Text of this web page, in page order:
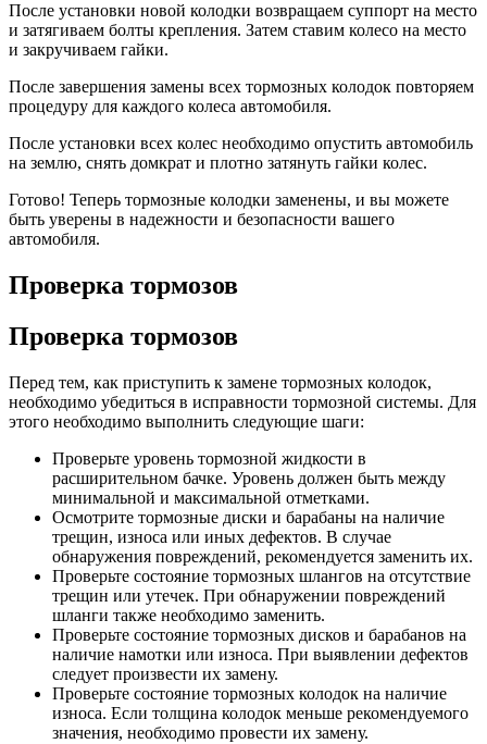
После установки новой колодки возвращаем суппорт на место
и затягиваем болты крепления. Затем ставим колесо на место
и закручиваем гайки.
После завершения замены всех тормозных колодок повторяем
процедуру для каждого колеса автомобиля.
После установки всех колес необходимо опустить автомобиль
на землю, снять домкрат и плотно затянуть гайки колес.
Готово! Теперь тормозные колодки заменены, и вы можете
быть уверены в надежности и безопасности вашего
автомобиля.
Проверка тормозов
Проверка тормозов
Перед тем, как приступить к замене тормозных колодок,
необходимо убедиться в исправности тормозной системы. Для
этого необходимо выполнить следующие шаги:
Проверьте уровень тормозной жидкости в
расширительном бачке. Уровень должен быть между
минимальной и максимальной отметками.
Осмотрите тормозные диски и барабаны на наличие
трещин, износа или иных дефектов. В случае
обнаружения повреждений, рекомендуется заменить их.
Проверьте состояние тормозных шлангов на отсутствие
трещин или утечек. При обнаружении повреждений
шланги также необходимо заменить.
Проверьте состояние тормозных дисков и барабанов на
наличие намотки или износа. При выявлении дефектов
следует произвести их замену.
Проверьте состояние тормозных колодок на наличие
износа. Если толщина колодок меньше рекомендуемого
значения, необходимо провести их замену.